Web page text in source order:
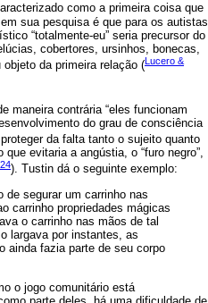
como a primeira coisa que
sua pesquisa é que para os autistas
“totalmente-eu” seria precursor do
cobertores, ursinhos, bonecas,
da primeira relação (Lucero &
maneira contrária “eles funcionam
do grau de consciência
da falta tanto o sujeito quanto
evitaria a angústia, o “furo negro”,
). Tustin dá o seguinte exemplo:
segurar um carrinho nas
carrinho propriedades mágicas
o carrinho nas mãos de tal
largava por instantes, as
ainda fazia parte de seu corpo
o jogo comunitário está